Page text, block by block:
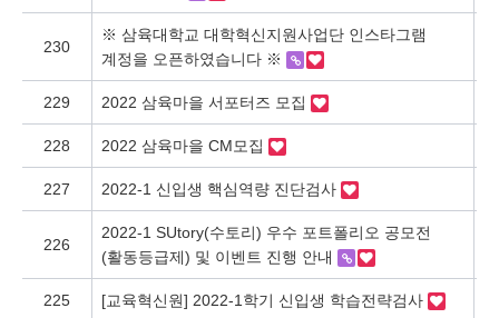
230
※ 삼육대학교 대학혁신지원사업단 인스타그램
계정을 오픈하였습니다 ※
229 2022 삼육마을 서포터즈 모집
228 2022 삼육마을 CM모집
227 2022-1 신입생 핵심역량 진단검사
226
2022-1 SUtory(수토리) 우수 포트폴리오 공모전
(활동등급제) 및 이벤트 진행 안내
225 [교육혁신원] 2022-1학기 신입생 학습전략검사